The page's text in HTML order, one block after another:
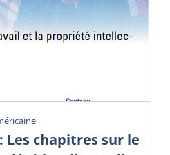
Les chapitres sur le